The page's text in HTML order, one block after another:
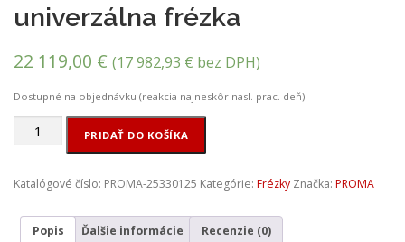
univerzálna frézka
22 119,00 € (17 982,93 € bez DPH)
Dostupné na objednávku (reakcia najneskôr nasl. prac. deň)
množstvo
FVV-
univerzálna
frézka
PRIDAŤ DO KOŠÍKA
Katalógové číslo: PROMA-25330125 Kategórie: Frézky Značka: PROMA
Popis Ďalšie informácie Recenzie (0)